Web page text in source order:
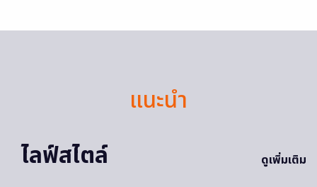
แนะนำ
ไลฟ์สไตล์
ดูเพิ่มเติม